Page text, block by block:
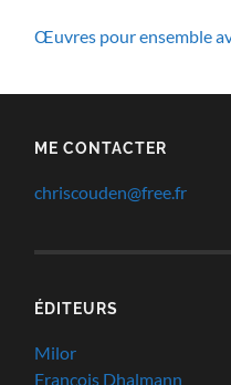
Œuvres pour ensemble
ME CONTACTER
chriscouden@free.fr
ÉDITEURS
Milor
François Dhalmann